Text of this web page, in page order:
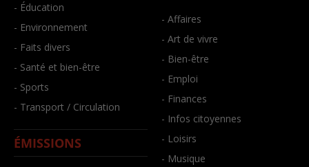
- Éducation
- Environnement
- Faits divers
- Santé et bien-être
- Sports
- Transport / Circulation
ÉMISSIONS
- Affaires
- Art de vivre
- Bien-être
- Emploi
- Finances
- Infos citoyennes
- Loisirs
- Musique